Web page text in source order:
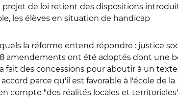
projet de loi retient des dispositions
les élèves en situation de handicap
la réforme entend répondre : justice
amendements ont été adoptés dont une
fait des concessions pour aboutir à un
parce qu'il est favorable à l'école de
compte "des réalités locales et